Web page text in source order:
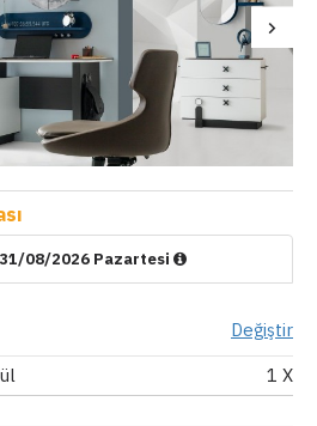
31/08/2026 Pazartesi
Değiştir
1 X